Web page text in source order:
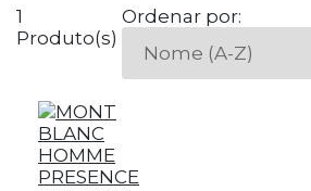
1
Produto(s)
Ordenar por: